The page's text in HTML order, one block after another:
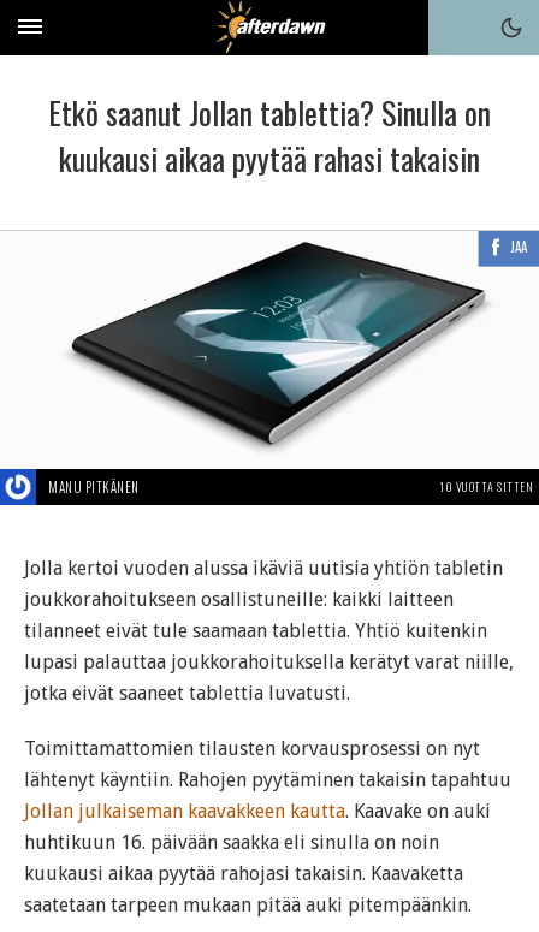
Etkö saanut Jollan tablettia? Sinulla on
kuukausi aikaa pyytää rahasi takaisin
JAA
MANU PITKÄNEN 10 VUOTTA SITTEN
Jolla kertoi vuoden alussa ikäviä uutisia yhtiön tabletin
joukkorahoitukseen osallistuneille: kaikki laitteen
tilanneet eivät tule saamaan tablettia. Yhtiö kuitenkin
lupasi palauttaa joukkorahoituksella kerätyt varat niille,
jotka eivät saaneet tablettia luvatusti.
Toimittamattomien tilausten korvausprosessi on nyt
lähtenyt käyntiin. Rahojen pyytäminen takaisin tapahtuu
Jollan julkaiseman kaavakkeen kautta. Kaavake on auki
huhtikuun 16. päivään saakka eli sinulla on noin
kuukausi aikaa pyytää rahojasi takaisin. Kaavaketta
saatetaan tarpeen mukaan pitää auki pitempäänkin.